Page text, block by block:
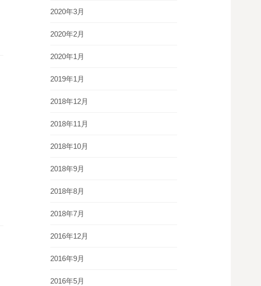
2020年3月
2020年2月
2020年1月
2019年1月
2018年12月
2018年11月
2018年10月
2018年9月
2018年8月
2018年7月
2016年12月
2016年9月
2016年5月